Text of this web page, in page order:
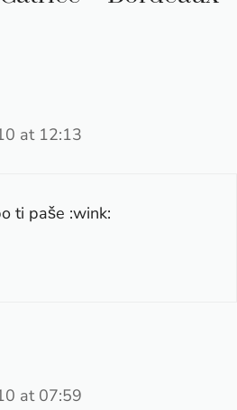
at 12:13
ti paše :wink:
at 07:59